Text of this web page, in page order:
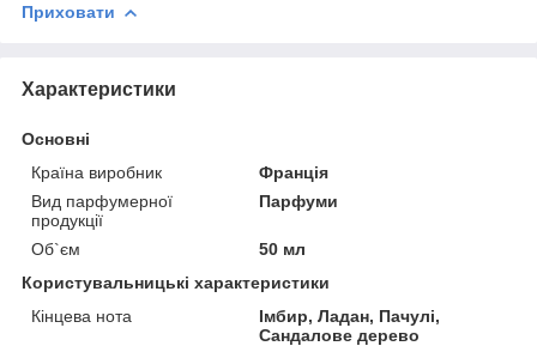
Приховати
Характеристики
Основні
Країна виробник
Франція
Вид парфумерної
продукції
Парфуми
Об`єм
50 мл
Користувальницькі характеристики
Кінцева нота
Імбир, Ладан, Пачулі,
Сандалове дерево